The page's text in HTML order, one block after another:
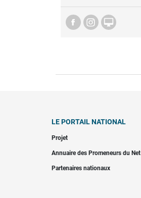

LE PORTAIL NATIONAL
Projet
Annuaire des Promeneurs du Net
Partenaires nationaux